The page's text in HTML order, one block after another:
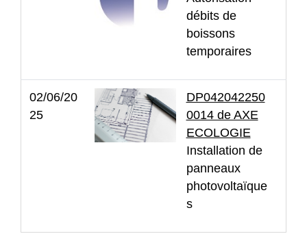
débits de
boissons
temporaires
02/06/20
25
DP042042250
0014 de AXE
ECOLOGIE
Installation de
panneaux
photovoltaïque
s